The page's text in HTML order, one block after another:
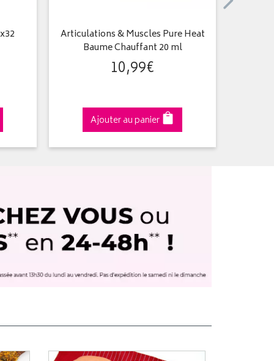
Articulations & Muscles Pure Heat
Baume Chauffant 20 ml
10,99€
Ajouter au panier